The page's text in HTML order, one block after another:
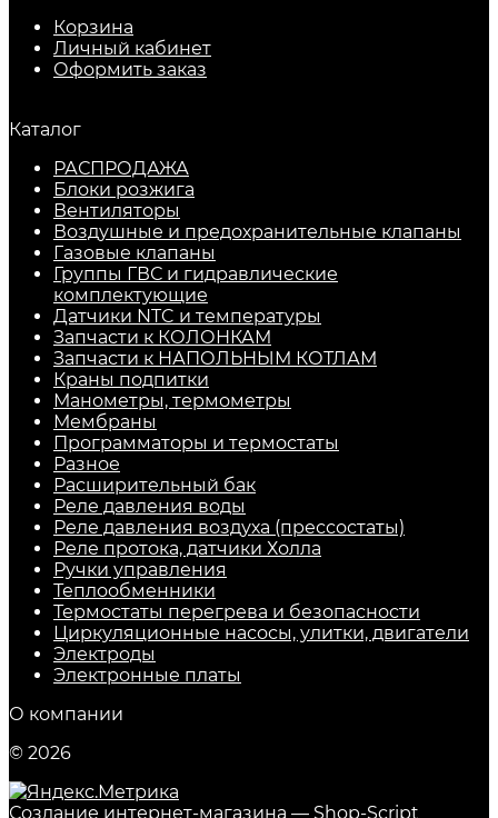
Корзина
Личный кабинет
Оформить заказ
Каталог
РАСПРОДАЖА
Блоки розжига
Вентиляторы
Воздушные и предохранительные клапаны
Газовые клапаны
Группы ГВС и гидравлические
комплектующие
Датчики NTC и температуры
Запчасти к КОЛОНКАМ
Запчасти к НАПОЛЬНЫМ КОТЛАМ
Краны подпитки
Манометры, термометры
Мембраны
Программаторы и термостаты
Разное
Расширительный бак
Реле давления воды
Реле давления воздуха (прессостаты)
Реле протока, датчики Холла
Ручки управления
Теплообменники
Термостаты перегрева и безопасности
Циркуляционные насосы, улитки, двигатели
Электроды
Электронные платы
О компании
© 2026
Создание интернет-магазина — Shop-Script